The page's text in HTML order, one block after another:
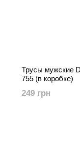
Трусы мужские
755 (в коробке)
249 грн